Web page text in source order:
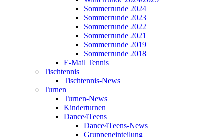
Sommerrunde 2024
Sommerrunde 2023
Sommerrunde 2022
Sommerrunde 2021
Sommerrunde 2019
Sommerrunde 2018
E-Mail Tennis
Tischtennis
Tischtennis-News
Turnen
Turnen-News
Kinderturnen
Dance4Teens
Dance4Teens-News
Gruppeneinteilung